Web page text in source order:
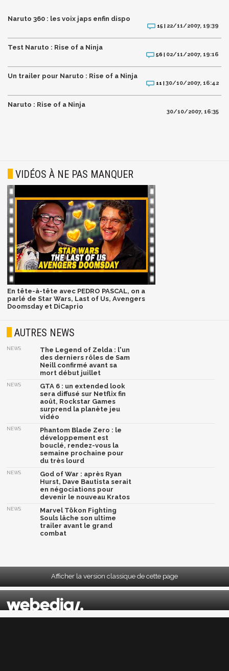
Naruto 360 : les voix japs enfin dispo
15 | 22/11/2007, 19:39
Test Naruto : Rise of a Ninja
56 | 02/11/2007, 19:16
Un trailer pour Naruto : Rise of a Ninja
11 |30/10/2007, 16:42
Naruto : Rise of a Ninja
30/10/2007, 16:35
VIDÉOS À NE PAS MANQUER
En tête-à-tête avec PEDRO PASCAL, on a
parlé de Star Wars, Last of Us, Avengers
Doomsday et DiCaprio
AUTRES NEWS
NEWS
The Legend of Zelda : l'un
des derniers rôles de Sam
Neill confirmé avant sa
mort début juillet
NEWS
GTA 6 : un extended look
sera diffusé sur Netflix fin
août, Rockstar Games
surprend la planète jeu
vidéo
NEWS
Phantom Blade Zero : le
développement est
bouclé, rendez-vous la
semaine prochaine pour
du très lourd
NEWS
God of War : après Ryan
Hurst, Dave Bautista serait
en négociations pour
devenir le nouveau Kratos
NEWS
Marvel Tōkon Fighting
Souls lâche son ultime
trailer avant le grand
combat
Afficher la version classique de cette page